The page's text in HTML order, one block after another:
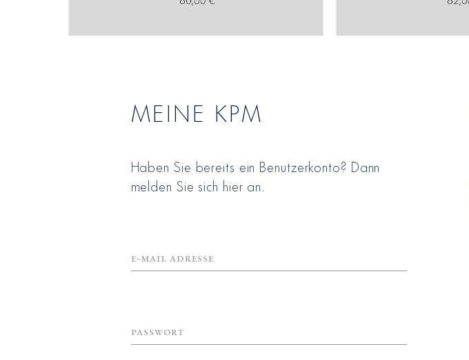
MEINE KPM
Haben Sie bereits ein Benutzerkonto? Dann
melden Sie sich hier an.
E-Mail Adresse
Passwort